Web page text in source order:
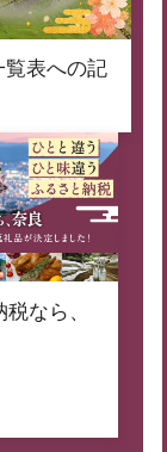
覧表への記
なら、